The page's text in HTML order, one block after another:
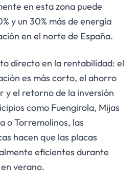
en esta zona puede
y un 30% más de energía
en el norte de España.
directo en la rentabilidad: el
es más corto, el ahorro
y el retorno de la inversión
como Fuengirola, Mijas
o Torremolinos, las
hacen que las placas
eficientes durante
verano.